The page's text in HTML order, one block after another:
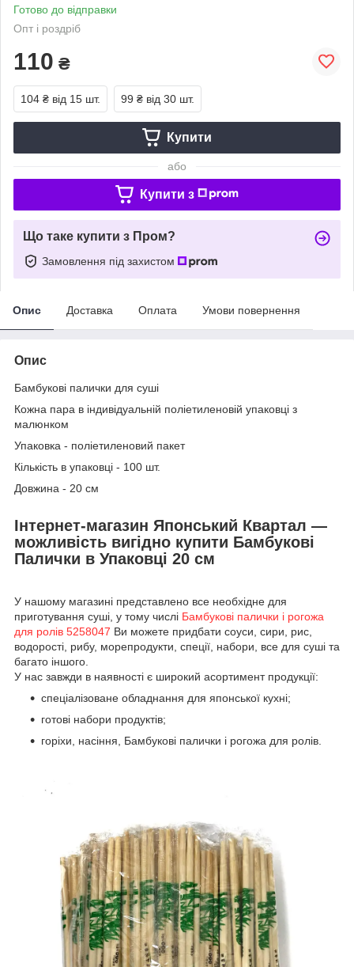
Готово до відправки
Опт і роздріб
110 ₴
104 ₴ від 15 шт. 99 ₴ від 30 шт.
Купити
або
Купити з
Що таке купити з Пром?
Замовлення під захистом
Опис Доставка Оплата Умови повернення
Опис
Бамбукові палички для суші
Кожна пара в індивідуальній поліетиленовій упаковці з
малюнком
Упаковка - поліетиленовий пакет
Кількість в упаковці - 100 шт.
Довжина - 20 см
Інтернет-магазин Японський Квартал —
можливість вигідно купити Бамбукові
Палички в Упаковці 20 см
У нашому магазині представлено все необхідне для
приготування суші, у тому числі Бамбукові палички і рогожа
для ролів 5258047 Ви можете придбати соуси, сири, рис,
водорості, рибу, морепродукти, спеції, набори, все для суші та
багато іншого.
У нас завжди в наявності є широкий асортимент продукції:
спеціалізоване обладнання для японської кухні;
готові набори продуктів;
горіхи, насіння, Бамбукові палички і рогожа для ролів.